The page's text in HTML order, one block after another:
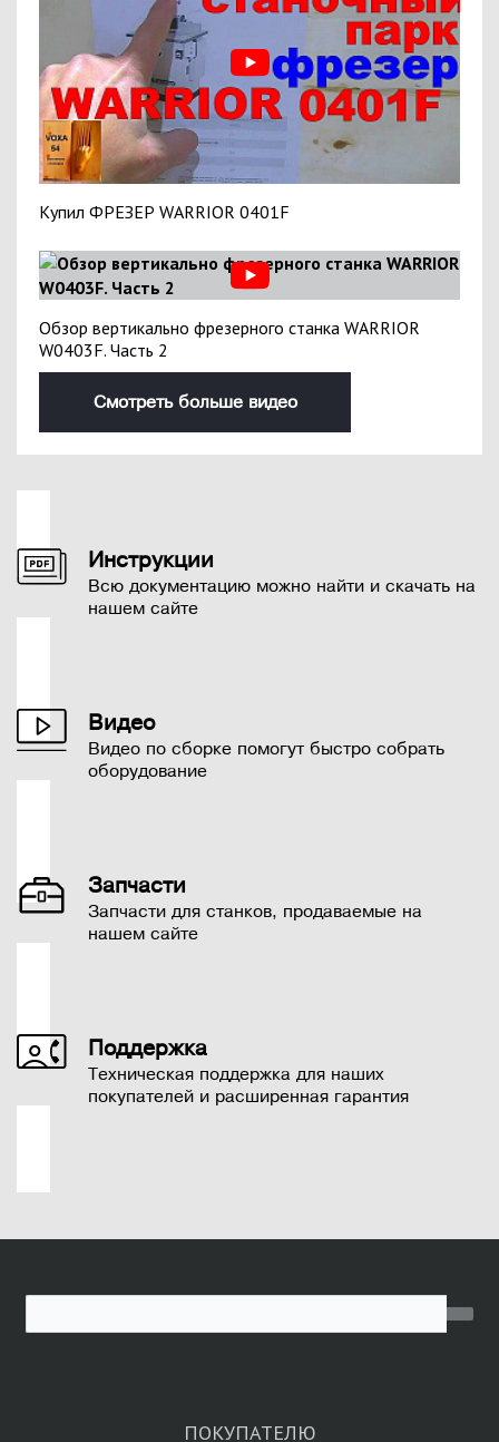
Купил ФРЕЗЕР WARRIOR 0401F
Обзор вертикально фрезерного станка WARRIOR
W0403F. Часть 2
Смотреть больше видео
Инструкции
Всю документацию можно найти и скачать на
нашем сайте
Видео
Видео по сборке помогут быстро собрать
оборудование
Запчасти
Запчасти для станков, продаваемые на
нашем сайте
Поддержка
Техническая поддержка для наших
покупателей и расширенная гарантия
ПОКУПАТЕЛЮ